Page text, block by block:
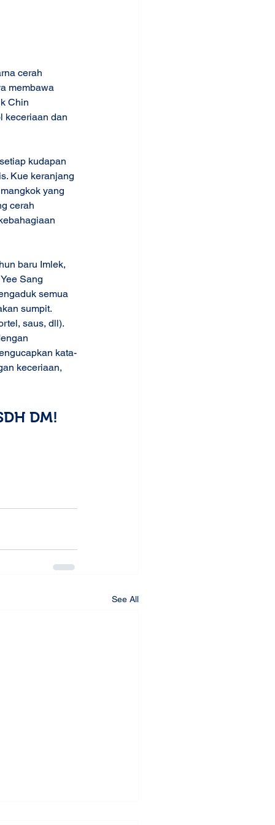
cerah
membawa
Chin
keceriaan dan
kudapan
Kue keranjang
yang
cerah
baru Imlek,
Sang
semua
sumpit.
saus, dll).
kata-
keceriaan,
DM!
See All